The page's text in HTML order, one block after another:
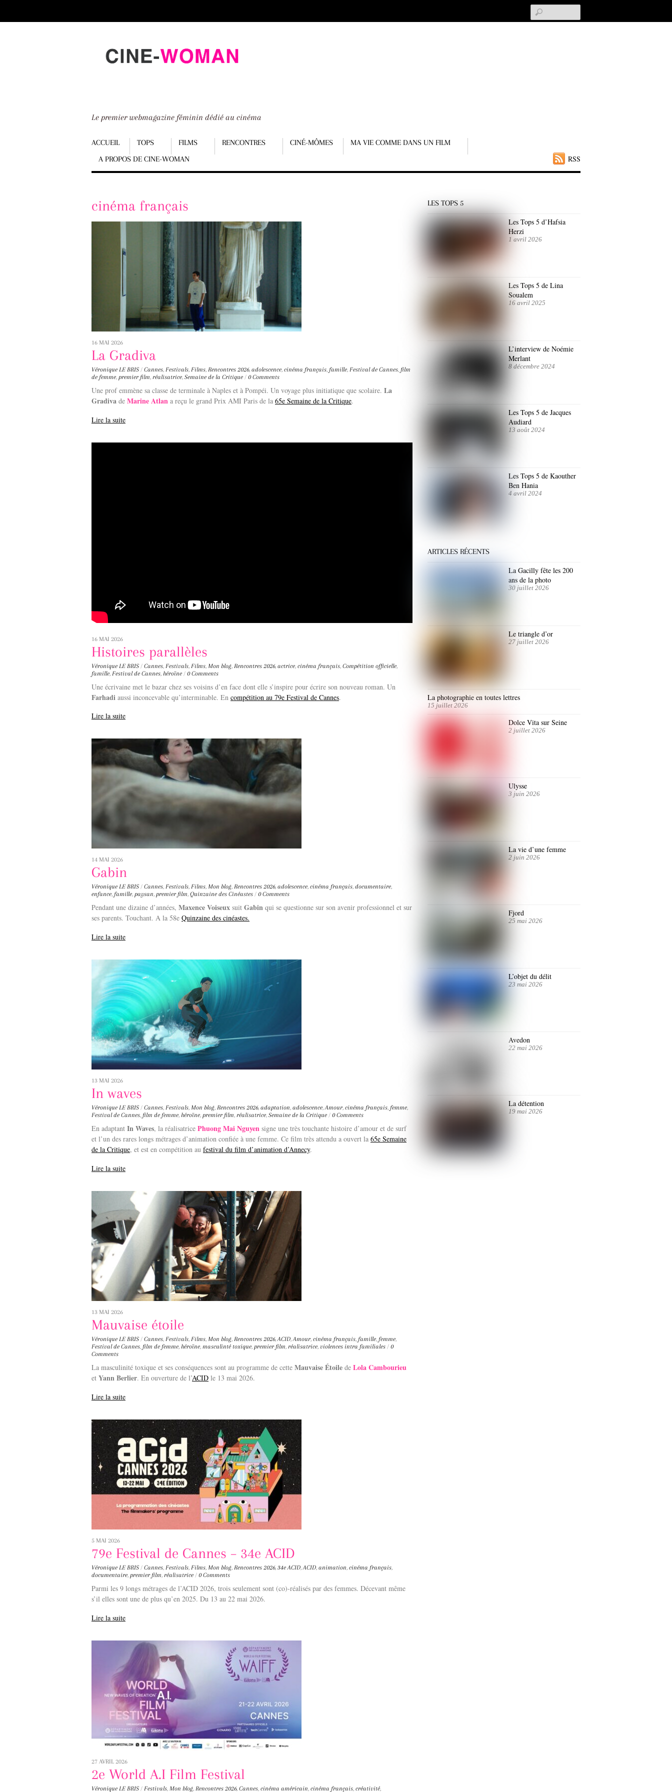
down
Le premier webmagazine féminin dédié au cinéma
RSS
Menu
ACCUEIL TOPS FILMS RENCONTRES CINÉ-MÔMES
MA VIE COMME DANS UN FILM
A PROPOS DE CINE-WOMAN
Scroll
content
cinéma français
16 MAI 2026
La Gradiva
Véronique LE BRIS / Cannes, Festivals, Films, Rencontres 2026, adolescence, cinéma français, famille, Festival de Cannes, film
de femme, premier film, réalisatrice, Semaine de la Critique / 0 Comments
Une prof emmène sa classe de terminale à Naples et à Pompéi. Un voyage plus initiatique que scolaire. La
Gradiva de Marine Atlan a reçu le grand Prix AMI Paris de la 65e Semaine de la Critique.
Lire la suite
16 MAI 2026
Histoires parallèles
Véronique LE BRIS / Cannes, Festivals, Films, Mon blog, Rencontres 2026, actrice, cinéma français, Compétition officielle,
famille, Festival de Cannes, héroïne / 0 Comments
Une écrivaine met le bazar chez ses voisins d’en face dont elle s’inspire pour écrire son nouveau roman. Un
Farhadi aussi inconcevable qu’interminable. En compétition au 79e Festival de Cannes.
Lire la suite
14 MAI 2026
Gabin
Véronique LE BRIS / Cannes, Festivals, Films, Mon blog, Rencontres 2026, adolescence, cinéma français, documentaire,
enfance, famille, paysan, premier film, Quinzaine des Cinéastes / 0 Comments
Pendant une dizaine d’années, Maxence Voiseux suit Gabin qui se questionne sur son avenir professionnel et sur
ses parents. Touchant. A la 58e Quinzaine des cinéastes.
Lire la suite
13 MAI 2026
In waves
Véronique LE BRIS / Cannes, Festivals, Mon blog, Rencontres 2026, adaptation, adolescence,Amour, cinéma français, femme,
Festival de Cannes, film de femme, héroïne, premier film, réalisatrice, Semaine de la Critique / 0 Comments
En adaptant In Waves, la réalisatrice Phuong Mai Nguyen signe une très touchante histoire d’amour et de surf
et l’un des rares longs métrages d’animation confiée à une femme. Ce film très attendu a ouvert la 65e Semaine
de la Critique, et est en compétition au festival du film d’animation d’Annecy.
Lire la suite
13 MAI 2026
Mauvaise étoile
Véronique LE BRIS / Cannes, Festivals, Films, Mon blog, Rencontres 2026,ACID,Amour, cinéma français, famille, femme,
Festival de Cannes, film de femme, héroïne, masculinté toxique, premier film, réalisatrice, violences intra familiales / 0
Comments
La masculinité toxique et ses conséquences sont au programme de cette Mauvaise Étoile de Lola Cambourieu
et Yann Berlier. En ouverture de l’ACID le 13 mai 2026.
Lire la suite
5 MAI 2026
79e Festival de Cannes – 34e ACID
Véronique LE BRIS / Cannes, Festivals, Films, Mon blog, Rencontres 2026, 34e ACID,ACID, animation, cinéma français,
documentaire, premier film, réalisatrice / 0 Comments
Parmi les 9 longs métrages de l’ACID 2026, trois seulement sont (co)-réalisés par des femmes. Décevant même
s’il elles sont une de plus qu’en 2025. Du 13 au 22 mai 2026.
Lire la suite
27 AVRIL 2026
2e World A.I Film Festival
Véronique LE BRIS / Festivals, Mon blog, Rencontres 2026, Cannes, cinéma américain, cinéma français, créativité,
LES TOPS 5
Les Tops 5 d’Hafsia
Herzi
1 avril 2026
Les Tops 5 de Lina
Soualem
16 avril 2025
L’interview de Noémie
Merlant
8 décembre 2024
Les Tops 5 de Jacques
Audiard
13 août 2024
Les Tops 5 de Kaouther
Ben Hania
4 avril 2024
ARTICLES RÉCENTS
La Gacilly fête les 200
ans de la photo
30 juillet 2026
Le triangle d’or
27 juillet 2026
La photographie en toutes lettres
15 juillet 2026
Dolce Vita sur Seine
2 juillet 2026
Ulysse
3 juin 2026
La vie d’une femme
2 juin 2026
Fjord
25 mai 2026
L’objet du délit
23 mai 2026
Avedon
22 mai 2026
La détention
19 mai 2026